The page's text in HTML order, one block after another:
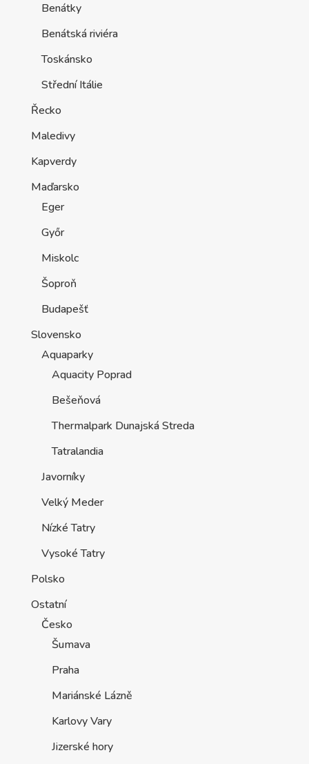
Benátky
Benátská riviéra
Toskánsko
Střední Itálie
Řecko
Maledivy
Kapverdy
Maďarsko
Eger
Győr
Miskolc
Šoproň
Budapešť
Slovensko
Aquaparky
Aquacity Poprad
Bešeňová
Thermalpark Dunajská Streda
Tatralandia
Javorníky
Velký Meder
Nízké Tatry
Vysoké Tatry
Polsko
Ostatní
Česko
Šumava
Praha
Mariánské Lázně
Karlovy Vary
Jizerské hory